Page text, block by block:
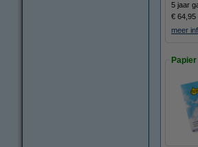
5 jaar
€ 64,95
meer
Papier